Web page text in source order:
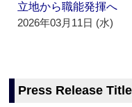
立地から職能発揮へ
2026年03月11日 (水)
Press Release